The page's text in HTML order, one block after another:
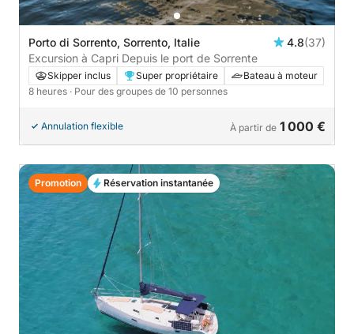
Porto di Sorrento, Sorrento, Italie 4.8(37)
Excursion à Capri Depuis le port de Sorrente
Skipper inclus Super propriétaire
Bateau à moteur
8 heures · Pour des groupes de 10 personnes
Annulation flexible À partir de 1 000 €
Promotion Réservation instantanée